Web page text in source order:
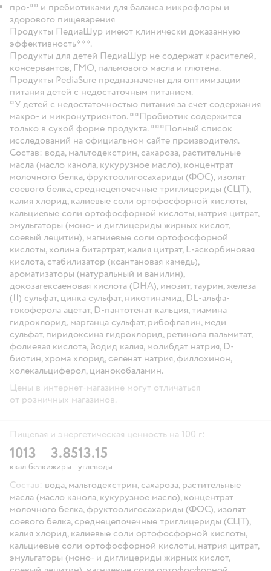
про-** и пребиотиками для баланса микрофлоры и
здорового пищеварения
Продукты ПедиаШур имеют клинически доказанную
эффективность***.
Продукты для детей ПедиаШур не содержат красителей,
консервантов, ГМО, пальмового масла и глютена.
Продукты PediaSure предназначены для оптимизации
питания детей с недостаточным питанием.
*У детей с недостаточностью питания за счет содержания
макро- и микронутриентов. **Пробиотик содержится
только в сухой форме продукта. ***Полный список
исследований на официальном сайте производителя.
Состав: вода, мальтодекстрин, сахароза, растительные
масла (масло канола, кукурузное масло), концентрат
молочного белка, фруктоолигосахариды (ФОС), изолят
соевого белка, среднецепочечные триглицериды (СЦТ),
калия хлорид, калиевые соли ортофосфорной кислоты,
кальциевые соли ортофосфорной кислоты, натрия цитрат,
эмульгаторы (моно- и диглицериды жирных кислот,
соевый лецитин), магниевые соли ортофосфорной
кислоты, холина битартрат, калия цитрат, L-аскорбиновая
кислота, стабилизатор (ксантановая камедь),
ароматизаторы (натуральный и ванилин),
докозагексаеновая кислота (DHA), инозит, таурин, железа
(II) сульфат, цинка сульфат, никотинамид, DL-альфа-
токоферола ацетат, D-пантотенат кальция, тиамина
гидрохлорид, марганца сульфат, рибофлавин, меди
сульфат, пиридоксина гидрохлорид, ретинола пальмитат,
фолиевая кислота, йодид калия, молибдат натрия, D-
биотин, хрома хлорид, селенат натрия, филлохинон,
холекальциферол, цианокобаламин.
Цены в интернет-магазине могут отличаться
от розничных магазинов.
Пищевая и энергетическая ценность на 100 г:
101
ккал
3
белки
3.85
жиры
13.15
углеводы
Состав: вода, мальтодекстрин, сахароза, растительные
масла (масло канола, кукурузное масло), концентрат
молочного белка, фруктоолигосахариды (ФОС), изолят
соевого белка, среднецепочечные триглицериды (СЦТ),
калия хлорид, калиевые соли ортофосфорной кислоты,
кальциевые соли ортофосфорной кислоты, натрия цитрат,
эмульгаторы (моно- и диглицериды жирных кислот,